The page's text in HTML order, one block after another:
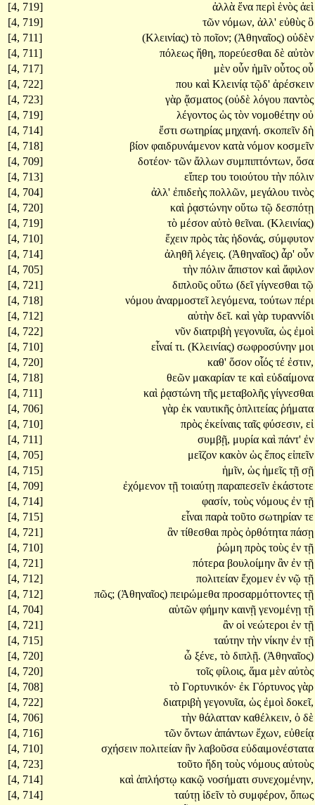
[4, 719]
ἀλλὰ ἕνα περὶ ἑνὸς ἀεὶ
[4, 719]
τῶν νόμων, ἀλλ' εὐθὺς ὃ
[4, 711]
(Κλεινίας) τὸ ποῖον; (Ἀθηναῖος) οὐδὲν
[4, 711]
πόλεως ἤθη, πορεύεσθαι δὲ αὐτὸν
[4, 717]
μὲν οὖν ἡμῖν οὗτος οὗ
[4, 722]
που καὶ Κλεινίᾳ τῷδ' ἀρέσκειν
[4, 723]
γὰρ ᾄσματος (οὐδὲ λόγου παντὸς
[4, 719]
λέγοντος ὡς τὸν νομοθέτην οὐ
[4, 714]
ἔστι σωτηρίας μηχανή. σκοπεῖν δὴ
[4, 718]
βίον φαιδρυνάμενον κατὰ νόμον κοσμεῖν
[4, 709]
δοτέον· τῶν ἄλλων συμπιπτόντων, ὅσα
[4, 713]
εἴπερ του τοιούτου τὴν πόλιν
[4, 704]
ἀλλ' ἐπιδεὴς πολλῶν, μεγάλου τινὸς
[4, 720]
καὶ ῥᾳστώνην οὕτω τῷ δεσπότῃ
[4, 719]
τὸ μέσον αὐτὸ θεῖναι. (Κλεινίας)
[4, 710]
ἔχειν πρὸς τὰς ἡδονάς, σύμφυτον
[4, 714]
ἀληθῆ λέγεις. (Ἀθηναῖος) ἆρ' οὖν
[4, 705]
τὴν πόλιν ἄπιστον καὶ ἄφιλον
[4, 721]
διπλοῦς οὕτω (δεῖγίγνεσθαι τῷ
[4, 718]
νόμου ἀναρμοστεῖ λεγόμενα, τούτων πέρι
[4, 712]
αὐτὴν δεῖ. καὶ γὰρ τυραννίδι
[4, 722]
νῦν διατριβὴ γεγονυῖα, ὡς ἐμοὶ
[4, 710]
εἶναί τι. (Κλεινίας) σωφροσύνην μοι
[4, 720]
καθ' ὅσον οἷός τέ ἐστιν,
[4, 718]
θεῶν μακαρίαν τε καὶ εὐδαίμονα
[4, 711]
καὶ ῥᾳστώνη τῆς μεταβολῆς γίγνεσθαι
[4, 706]
γὰρ ἐκ ναυτικῆς ὁπλιτείας ῥήματα
[4, 710]
πρὸς ἐκείναις ταῖς φύσεσιν, εἰ
[4, 711]
συμβῇ, μυρία καὶ πάντ' ἐν
[4, 705]
μεῖζον κακὸν ὡς ἔπος εἰπεῖν
[4, 715]
ἡμῖν, ὡς ἡμεῖς τῇ σῇ
[4, 709]
ἐχόμενον τῇ τοιαύτῃ παραπεσεῖν ἑκάστοτε
[4, 714]
φασίν, τοὺς νόμους ἐν τῇ
[4, 715]
εἶναι παρὰ τοῦτο σωτηρίαν τε
[4, 721]
ἂν τίθεσθαι πρὸς ὀρθότητα πάσῃ
[4, 710]
ῥώμη πρὸς τοὺς ἐν τῇ
[4, 721]
πότερα βουλοίμην ἂν ἐν τῇ
[4, 712]
πολιτείαν ἔχομεν ἐν νῷ τῇ
[4, 712]
πῶς; (Ἀθηναῖος) πειρώμεθα προσαρμόττοντες τῇ
[4, 704]
αὑτῶν φήμην καινῇ γενομένῃ τῇ
[4, 721]
ἂν οἱ νεώτεροι ἐν τῇ
[4, 715]
ταύτην τὴν νίκην ἐν τῇ
[4, 720]
ὦ ξένε, τὸ διπλῇ. (Ἀθηναῖος)
[4, 720]
τοῖς φίλοις, ἅμα μὲν αὐτὸς
[4, 708]
τὸ Γορτυνικόν· ἐκ Γόρτυνος γὰρ
[4, 722]
διατριβὴ γεγονυῖα, ὡς ἐμοὶ δοκεῖ,
[4, 706]
τὴν θάλατταν καθέλκειν, ὁ δὲ
[4, 716]
τῶν ὄντων ἁπάντων ἔχων, εὐθείᾳ
[4, 710]
σχήσειν πολιτείαν ἣν λαβοῦσα εὐδαιμονέστατα
[4, 723]
τοῦτο ἤδη τοὺς νόμους αὐτοὺς
[4, 714]
καὶ ἀπλήστῳ κακῷ νοσήματι συνεχομένην,
[4, 714]
ταύτῃ ἰδεῖν τὸ συμφέρον, ὅπως